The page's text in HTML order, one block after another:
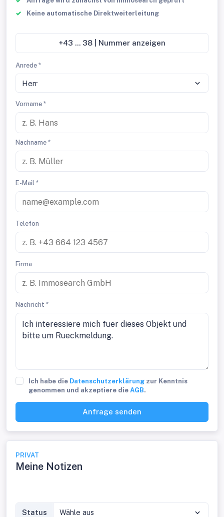
Keine automatische Direktweiterleitung
+43 ... 38 | Nummer anzeigen
Anrede *
Herr
Vorname *
Nachname *
E-Mail *
Telefon
Firma
Nachricht *
Ich habe die Datenschutzerklärung zur Kenntnis
genommen und akzeptiere die AGB.
Anfrage senden
PRIVAT
Meine Notizen
Status Wähle aus